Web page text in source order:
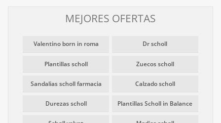
MEJORES OFERTAS
Valentino born in roma Dr scholl
Plantillas scholl Zuecos scholl
Sandalias scholl farmacia Calzado scholl
Durezas scholl Plantillas Scholl in Balance